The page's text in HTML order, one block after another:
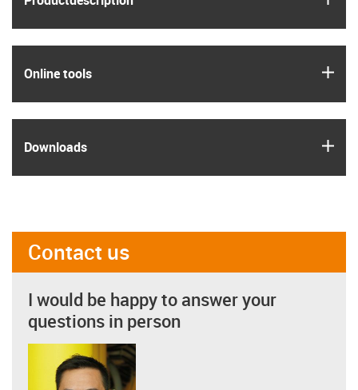
Online tools
Downloads
Contact us
I would be happy to answer your
questions in person